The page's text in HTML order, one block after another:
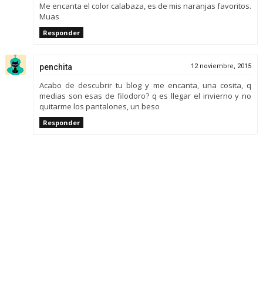
Me encanta el color calabaza, es de mis naranjas favoritos.
Muas
Responder
penchita 12 noviembre, 2015
Acabo de descubrir tu blog y me encanta, una cosita, q
medias son esas de filodoro? q es llegar el invierno y no
quitarme los pantalones, un beso
Responder